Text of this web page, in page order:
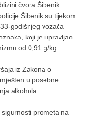
čvora Šibenik
Šibenik su tijekom
godišnjeg vozača
koji je upravljao
od 0,91 g/kg.
iz Zakona o
u posebne
alkohola.
prometa na